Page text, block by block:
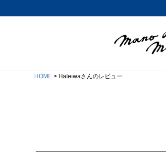
HOME Haleiwaさんのレビュー